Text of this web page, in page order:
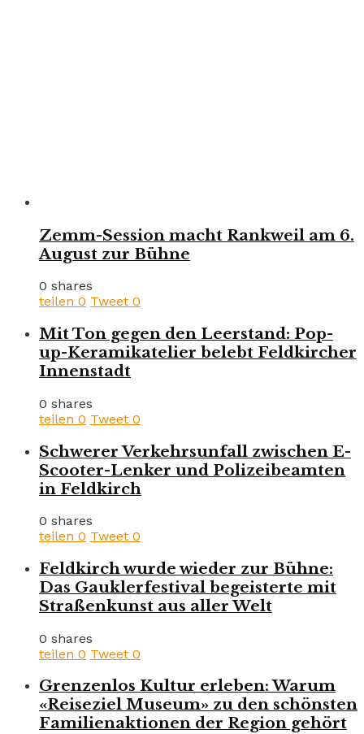
Zemm-Session macht Rankweil am 6.
August zur Bühne
0 shares
teilen 0 Tweet 0
Mit Ton gegen den Leerstand: Pop-
up-Keramikatelier belebt Feldkircher
Innenstadt
0 shares
teilen 0 Tweet 0
Schwerer Verkehrsunfall zwischen E-
Scooter-Lenker und Polizeibeamten
in Feldkirch
0 shares
teilen 0 Tweet 0
Feldkirch wurde wieder zur Bühne:
Das Gauklerfestival begeisterte mit
Straßenkunst aus aller Welt
0 shares
teilen 0 Tweet 0
Grenzenlos Kultur erleben: Warum
«Reiseziel Museum» zu den schönsten
Familienaktionen der Region gehört